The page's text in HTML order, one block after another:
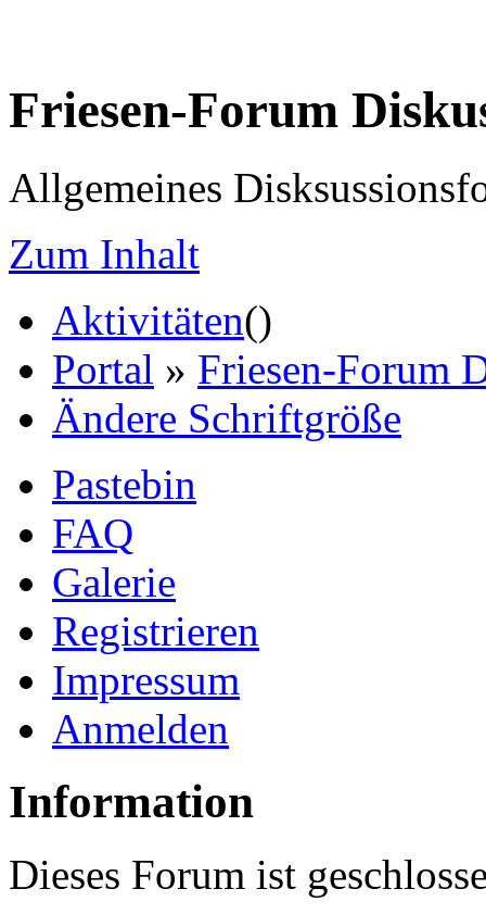
Friesen-Forum
Allgemeines
Zum Inhalt
Aktivitäten()
Portal » Friesen-Forum
Ändere Schriftgröße
Pastebin
FAQ
Galerie
Registrieren
Impressum
Anmelden
Information
Dieses Forum ist